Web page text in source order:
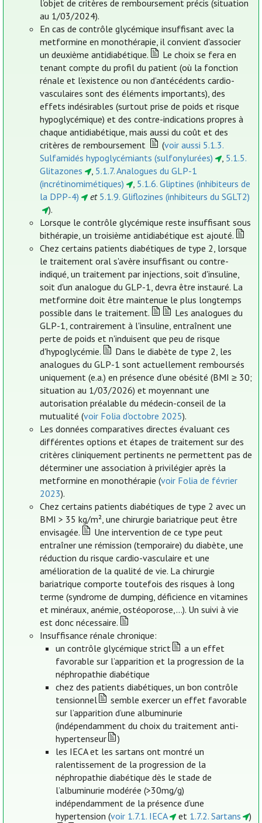
l’objet de critères de remboursement précis (situation
au 1/03/2024).
En cas de contrôle glycémique insuffisant avec la
metformine en monothérapie, il convient d'associer
un deuxième antidiabétique.
Le choix se fera en
tenant compte du profil du patient (où la fonction
rénale et l’existence ou non d’antécédents cardio-
vasculaires sont des éléments importants), des
effets indésirables (surtout prise de poids et risque
hypoglycémique) et des contre-indications propres à
chaque antidiabétique, mais aussi du coût et des
critères de remboursement
(voir aussi 5.1.3.
Sulfamidés hypoglycémiants (sulfonylurées)
, 5.1.5.
Glitazones
, 5.1.7. Analogues du GLP-1
(incrétinomimétiques)
, 5.1.6. Gliptines (inhibiteurs de
la DPP-4)
et 5.1.9. Gliflozines (inhibiteurs du SGLT2)
).
Lorsque le contrôle glycémique reste insuffisant sous
bithérapie, un troisième antidiabétique est ajouté.
Chez certains patients diabétiques de type 2, lorsque
le traitement oral s'avère insuffisant ou contre-
indiqué, un traitement par injections, soit d'insuline,
soit d'un analogue du GLP-1, devra être instauré. La
metformine doit être maintenue le plus longtemps
possible dans le traitement.
Les analogues du
GLP-1, contrairement à l'insuline, entraînent une
perte de poids et n'induisent que peu de risque
d'hypoglycémie.
Dans le diabète de type 2, les
analogues du GLP-1 sont actuellement remboursés
uniquement (e.a.) en présence d’une obésité (BMI ≥ 30;
situation au 1/03/2026) et moyennant une
autorisation préalable du médecin-conseil de la
mutualité (voir Folia d'octobre 2025).
Les données comparatives directes évaluant ces
différentes options et étapes de traitement sur des
critères cliniquement pertinents ne permettent pas de
déterminer une association à privilégier après la
metformine en monothérapie (voir Folia de février
2023).
Chez certains patients diabétiques de type 2 avec un
BMI > 35 kg/m², une chirurgie bariatrique peut être
envisagée.
Une intervention de ce type peut
entraîner une rémission (temporaire) du diabète, une
réduction du risque cardio-vasculaire et une
amélioration de la qualité de vie. La chirurgie
bariatrique comporte toutefois des risques à long
terme (syndrome de dumping, déficience en vitamines
et minéraux, anémie, ostéoporose,…). Un suivi à vie
est donc nécessaire.
Insuffisance rénale chronique:
un contrôle glycémique strict
a un effet
favorable sur l’apparition et la progression de la
néphropathie diabétique
chez des patients diabétiques, un bon contrôle
tensionnel
semble exercer un effet favorable
sur l’apparition d’une albuminurie
(indépendamment du choix du traitement anti-
hypertenseur
)
les IECA et les sartans ont montré un
ralentissement de la progression de la
néphropathie diabétique dès le stade de
l’albuminurie modérée (>30mg/g)
indépendamment de la présence d’une
hypertension (voir 1.7.1. IECA et 1.7.2. Sartans )